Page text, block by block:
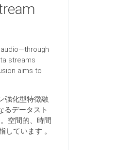
streams
aims to
強化型特徴融
るデータスト
空間的、時間
ています 。